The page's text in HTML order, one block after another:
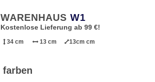
WARENHAUS W1
Kostenlose Lieferung ab 99 €!
34 cm 13 cm 13cm cm
farben